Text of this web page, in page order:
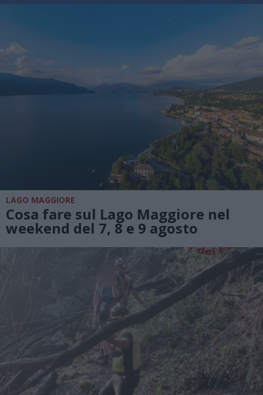
LAGO MAGGIORE
Cosa fare sul Lago Maggiore nel
weekend del 7, 8 e 9 agosto